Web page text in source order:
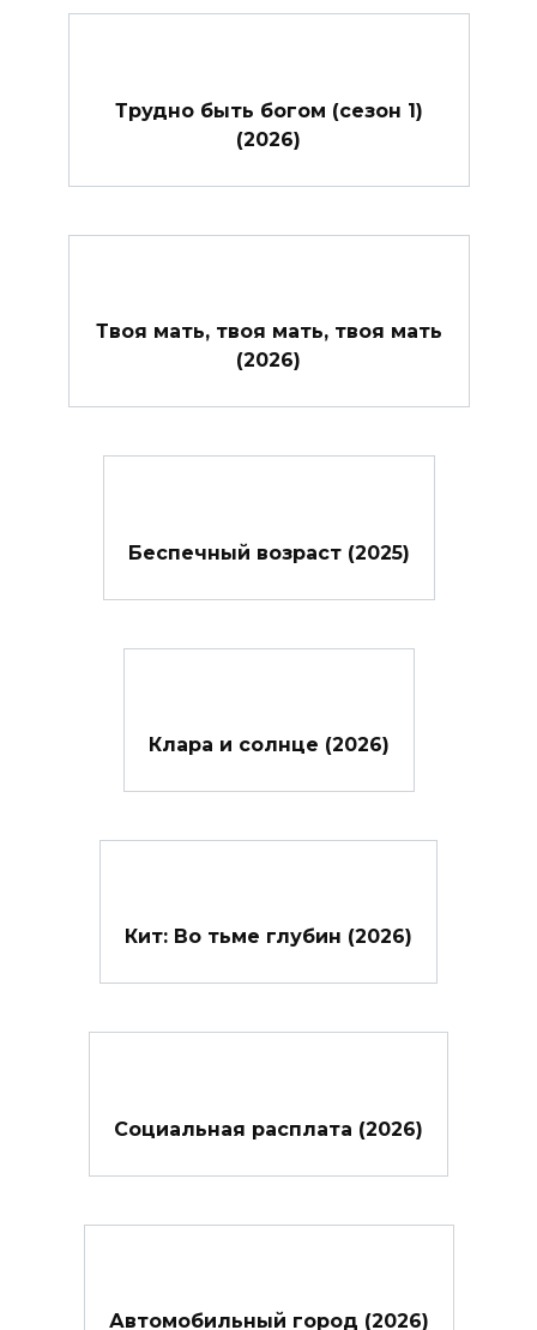
Трудно быть богом (сезон 1)
(2026)
Твоя мать, твоя мать, твоя мать
(2026)
Беспечный возраст (2025)
Клара и солнце (2026)
Кит: Во тьме глубин (2026)
Социальная расплата (2026)
Автомобильный город (2026)